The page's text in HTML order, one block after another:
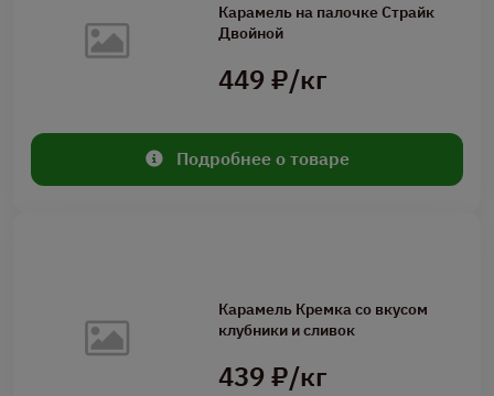
Карамель на палочке Страйк
Двойной
449 ₽/кг
Подробнее о товаре
Карамель Кремка со вкусом
клубники и сливок
439 ₽/кг